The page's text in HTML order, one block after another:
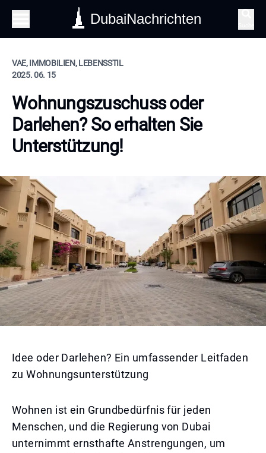
DubaiNachrichten
VAE, IMMOBILIEN, LEBENSSTIL
2025. 06. 15
Wohnungszuschuss oder
Darlehen? So erhalten Sie
Unterstützung!
Idee oder Darlehen? Ein umfassender Leitfaden
zu Wohnungsunterstützung
Wohnen ist ein Grundbedürfnis für jeden
Menschen, und die Regierung von Dubai
unternimmt ernsthafte Anstrengungen, um